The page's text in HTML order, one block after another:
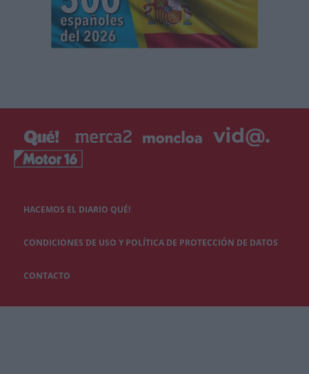
HACEMOS EL DIARIO QUÉ!
CONDICIONES DE USO Y POLÍTICA DE PROTECCIÓN DE DATOS
CONTACTO